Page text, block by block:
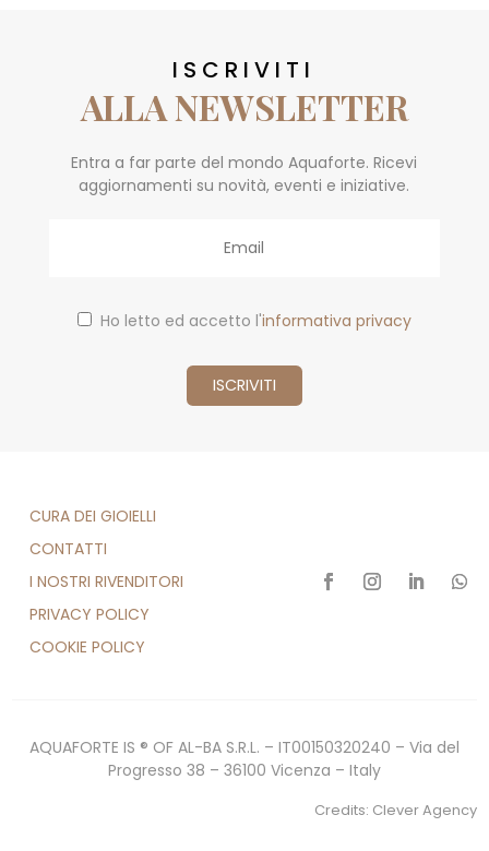
ISCRIVITI
ALLA NEWSLETTER
Entra a far parte del mondo Aquaforte. Ricevi
aggiornamenti su novità, eventi e iniziative.
Ho letto ed accetto l'informativa privacy
CURA DEI GIOIELLI
CONTATTI
I NOSTRI RIVENDITORI
PRIVACY POLICY
COOKIE POLICY
AQUAFORTE IS ® OF AL-BA S.R.L. – IT00150320240 – Via del
Progresso 38 – 36100 Vicenza – Italy
Credits: Clever Agency